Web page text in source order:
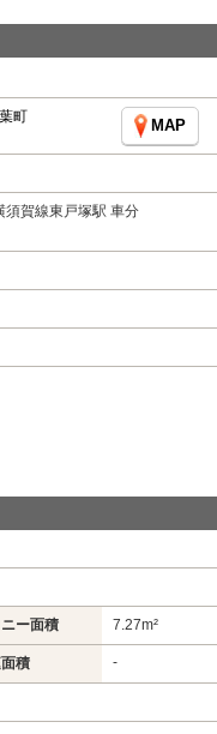
町
MAP
須賀線東戸塚駅 車分
ー面積 7.27m²
積 -